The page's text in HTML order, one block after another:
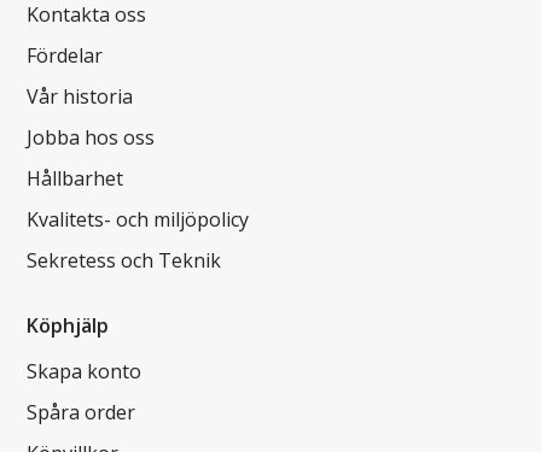
Kontakta oss
Fördelar
Vår historia
Jobba hos oss
Hållbarhet
Kvalitets- och miljöpolicy
Sekretess och Teknik
Köphjälp
Skapa konto
Spåra order